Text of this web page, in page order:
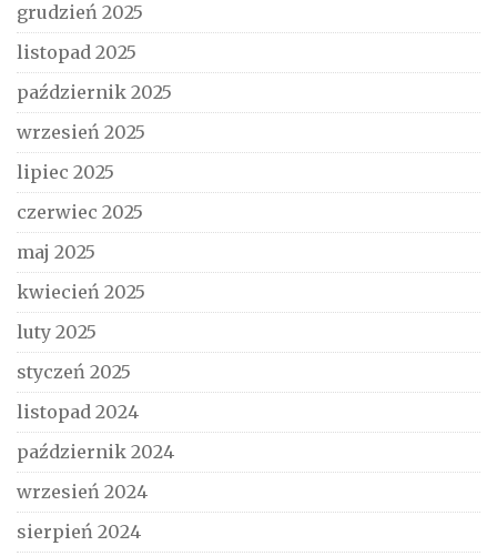
grudzień 2025
listopad 2025
październik 2025
wrzesień 2025
lipiec 2025
czerwiec 2025
maj 2025
kwiecień 2025
luty 2025
styczeń 2025
listopad 2024
październik 2024
wrzesień 2024
sierpień 2024